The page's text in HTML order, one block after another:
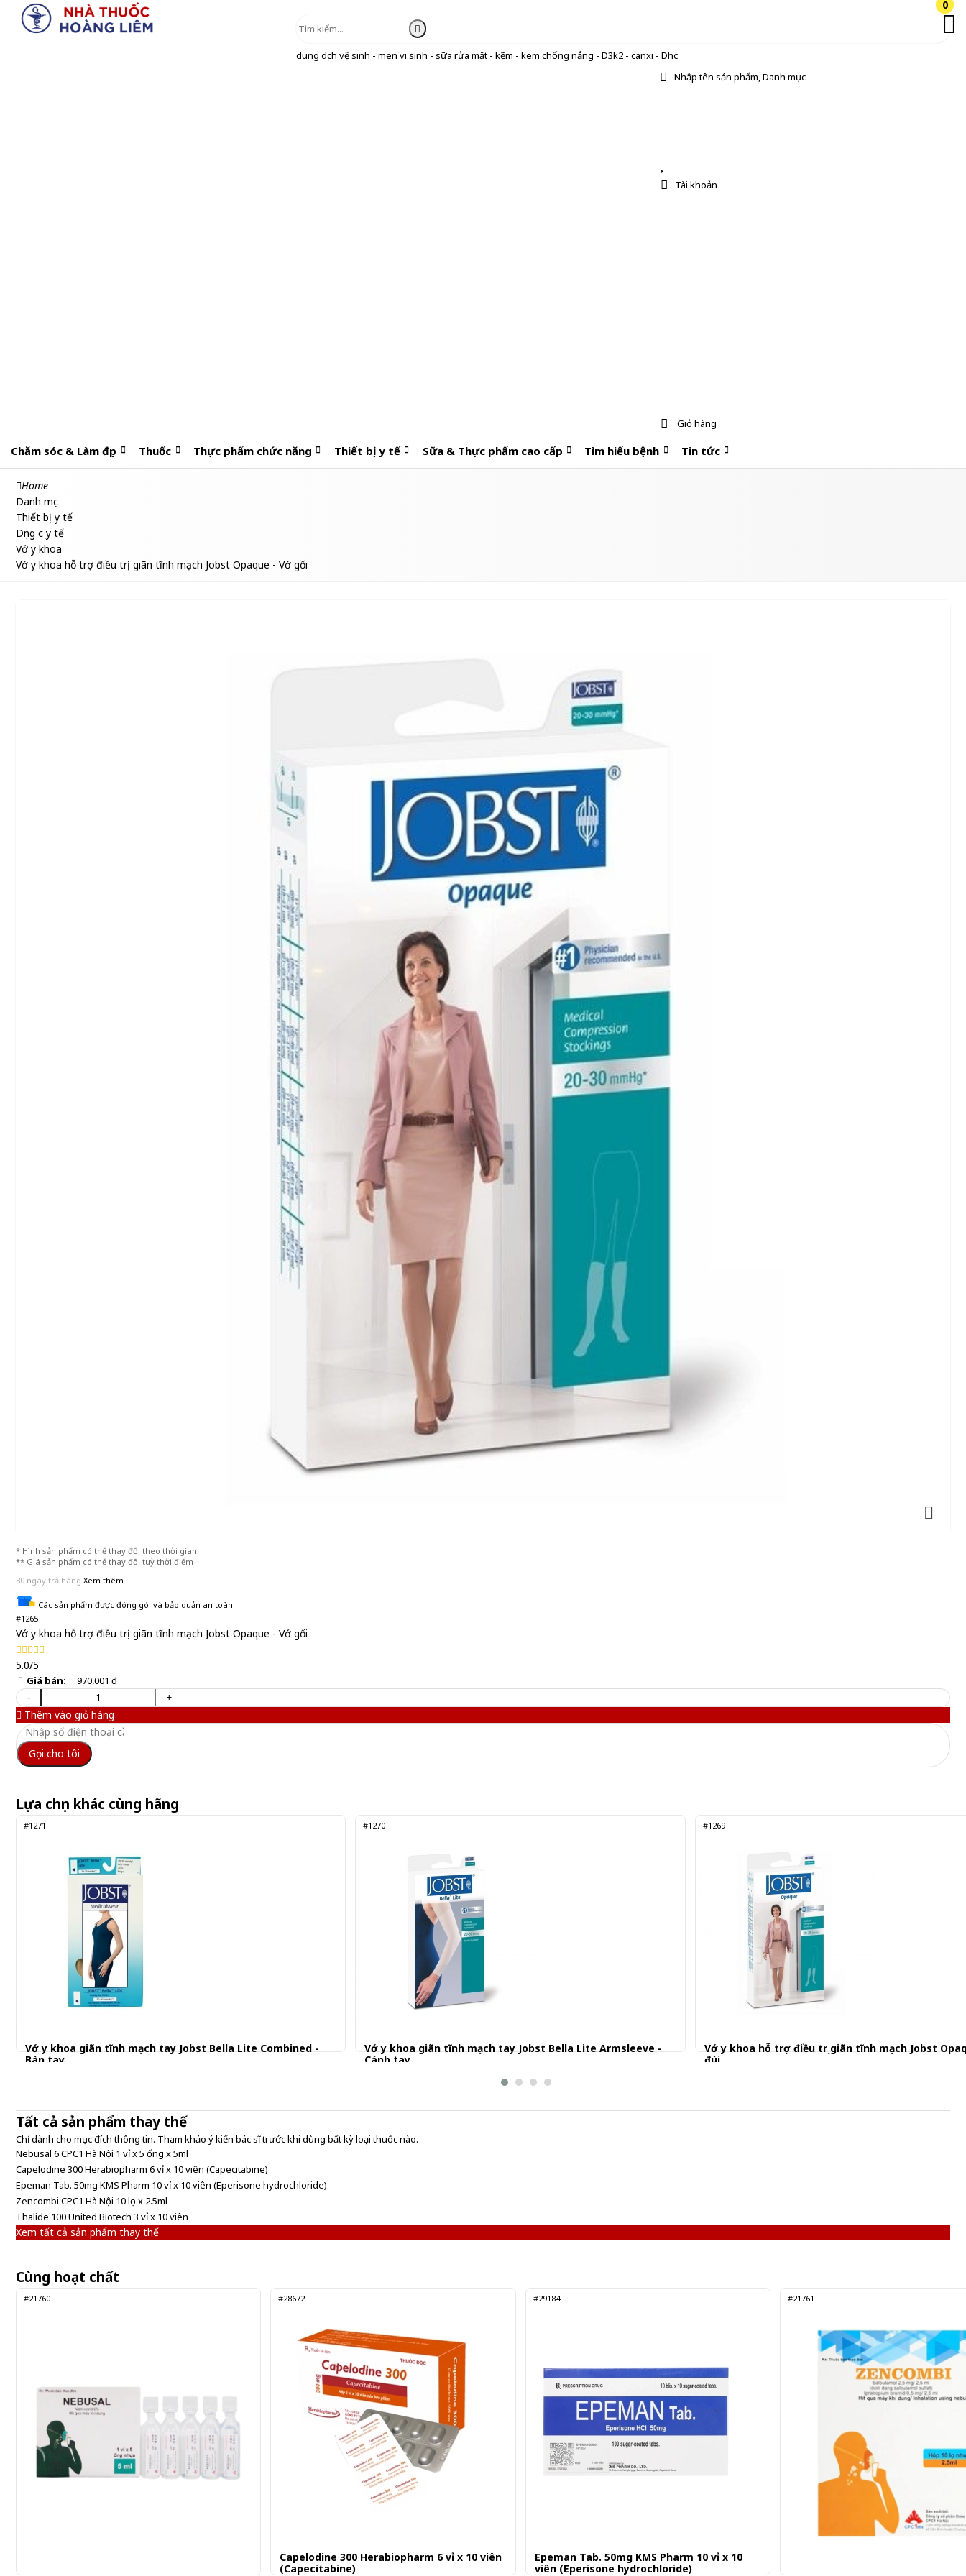
dung dịch vệ sinh - men vi sinh - sữa rửa mặt - kẽm - kem chống nắng - D3k2 - canxi - Dhc
Nhập tên sản phẩm, Danh mục
0
Tài khoản
0
Giỏ hàng
Chăm sóc & Làm đẹp Thuốc Thực phẩm chức năng Thiết bị y tế Sữa & Thực phẩm cao cấp Tìm hiểu bệnh Tin tức
Home
Danh mục
Thiết bị y tế
Dụng cụ y tế
Vớ y khoa
Vớ y khoa hỗ trợ điều trị giãn tĩnh mạch Jobst Opaque - Vớ gối
* Hình sản phẩm có thể thay đổi theo thời gian
** Giá sản phẩm có thể thay đổi tuỳ thời điểm
30 ngày trả hàng Xem thêm
Các sản phẩm được đóng gói và bảo quản an toàn.
#1265
Vớ y khoa hỗ trợ điều trị giãn tĩnh mạch Jobst Opaque - Vớ gối
5.0/5
Giá bán: 970,001 đ
-
+
Thêm vào giỏ hàng
Gọi cho tôi
Lựa chọn khác cùng hãng
#1271
Vớ y khoa giãn tĩnh mạch tay Jobst Bella Lite Combined -
Bàn tay
#1270
Vớ y khoa giãn tĩnh mạch tay Jobst Bella Lite Armsleeve -
Cánh tay
#1269
Vớ y khoa hỗ trợ điều trị giãn tĩnh mạch Jobst
đùi
Tất cả sản phẩm thay thế
Chỉ dành cho mục đích thông tin. Tham khảo ý kiến bác sĩ trước khi dùng bất kỳ loại thuốc nào.
Nebusal 6 CPC1 Hà Nội 1 vỉ x 5 ống x 5ml
Capelodine 300 Herabiopharm 6 vỉ x 10 viên (Capecitabine)
Epeman Tab. 50mg KMS Pharm 10 vỉ x 10 viên (Eperisone hydrochloride)
Zencombi CPC1 Hà Nội 10 lọ x 2.5ml
Thalide 100 United Biotech 3 vỉ x 10 viên
Xem tất cả sản phẩm thay thế
Cùng hoạt chất
#21760 #28672
Capelodine 300 Herabiopharm 6 vỉ x 10 viên
(Capecitabine)
#29184
Epeman Tab. 50mg KMS Pharm 10 vỉ x 10
viên (Eperisone hydrochloride)
#21761